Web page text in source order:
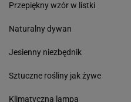
Przepiękny wzór w listki
Naturalny dywan
Jesienny niezbędnik
Sztuczne rośliny jak żywe
Klimatyczna lampa